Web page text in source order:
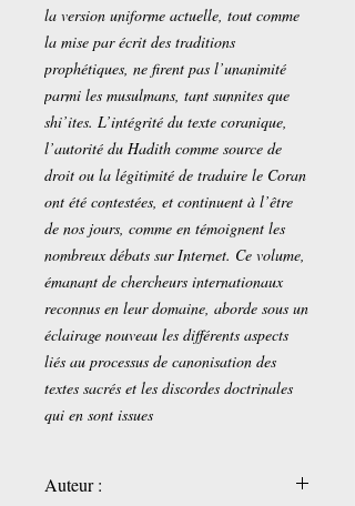
la version uniforme actuelle, tout comme
la mise par écrit des traditions
prophétiques, ne firent pas l’unanimité
parmi les musulmans, tant sunnites que
shi’ites. L’intégrité du texte coranique,
l’autorité du Hadith comme source de
droit ou la légitimité de traduire le Coran
ont été contestées, et continuent à l’être
de nos jours, comme en témoignent les
nombreux débats sur Internet. Ce volume,
émanant de chercheurs internationaux
reconnus en leur domaine, aborde sous un
éclairage nouveau les différents aspects
liés au processus de canonisation des
textes sacrés et les discordes doctrinales
qui en sont issues
Auteur :